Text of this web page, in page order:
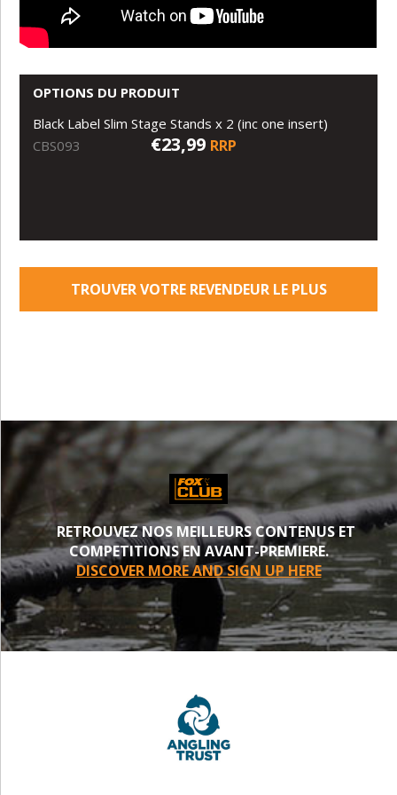
OPTIONS DU PRODUIT
Black Label Slim Stage Stands x 2 (inc one insert)
CBS093
€23,99 RRP
TROUVER VOTRE REVENDEUR LE PLUS
RETROUVEZ NOS MEILLEURS CONTENUS ET
COMPETITIONS EN AVANT-PREMIERE.
DISCOVER MORE AND SIGN UP HERE